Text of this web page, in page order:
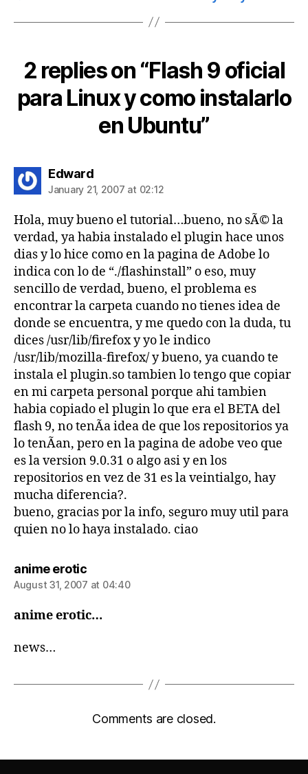
2 replies on “Flash 9 oficial
para Linux y como instalarlo
en Ubuntu”
Edwardsays:
January 21, 2007 at 02:12
Hola, muy bueno el tutorial…bueno, no sÃ© la
verdad, ya habia instalado el plugin hace unos
dias y lo hice como en la pagina de Adobe lo
indica con lo de “./flashinstall” o eso, muy
sencillo de verdad, bueno, el problema es
encontrar la carpeta cuando no tienes idea de
donde se encuentra, y me quedo con la duda, tu
dices /usr/lib/firefox y yo le indico
/usr/lib/mozilla-firefox/ y bueno, ya cuando te
instala el plugin.so tambien lo tengo que copiar
en mi carpeta personal porque ahi tambien
habia copiado el plugin lo que era el BETA del
flash 9, no tenÃ­a idea de que los repositorios ya
lo tenÃ­an, pero en la pagina de adobe veo que
es la version 9.0.31 o algo asi y en los
repositorios en vez de 31 es la veintialgo, hay
mucha diferencia?.
bueno, gracias por la info, seguro muy util para
quien no lo haya instalado. ciao
anime eroticsays:
August 31, 2007 at 04:40
anime erotic…
news…
Comments are closed.